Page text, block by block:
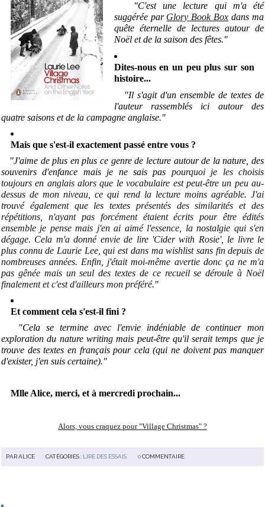
"C'est une lecture qui m'a été
suggérée par Glory Book Box dans ma
quête éternelle de lectures autour de
Noël et de la saison des fêtes."
Dites-nous en un peu plus sur son
histoire...
"Il s'agit d'un ensemble de textes de
l'auteur rassemblés ici autour des
quatre saisons et de la campagne anglaise."
Mais que s'est-il exactement passé entre vous ?
"J'aime de plus en plus ce genre de lecture autour de la nature, des
souvenirs d'enfance mais je ne sais pas pourquoi je les choisis
toujours en anglais alors que le vocabulaire est peut-être un peu au-
dessus de mon niveau, ce qui rend la lecture moins agréable. J'ai
trouvé également que les textes présentés des similarités et des
répétitions, n'ayant pas forcément étaient écrits pour être édités
ensemble je pense mais j'en ai aimé l'essence, la nostalgie qui s'en
dégage. Cela m'a donné envie de lire 'Cider with Rosie', le livre le
plus connu de Laurie Lee, qui est dans ma wishlist sans fin depuis de
nombreuses années. Enfin, j'était moi-même avertie donc ça ne m'a
pas gênée mais un seul des textes de ce recueil se déroule à Noël
finalement et c'est d'ailleurs mon préféré."
Et comment cela s'est-il fini ?
"Cela se termine avec l'envie indéniable de continuer mon
exploration du nature writing mais peut-être qu'il serait temps que je
trouve des textes en français pour cela (qui ne doivent pas manquer
d'exister, j'en suis certaine)."
Mlle Alice, merci, et à mercredi prochain...
Alors, vous craquez pour "Village Christmas" ?
PARALICE CATÉGORIES : LIRE DES ESSAIS 0 COMMENTAIRE